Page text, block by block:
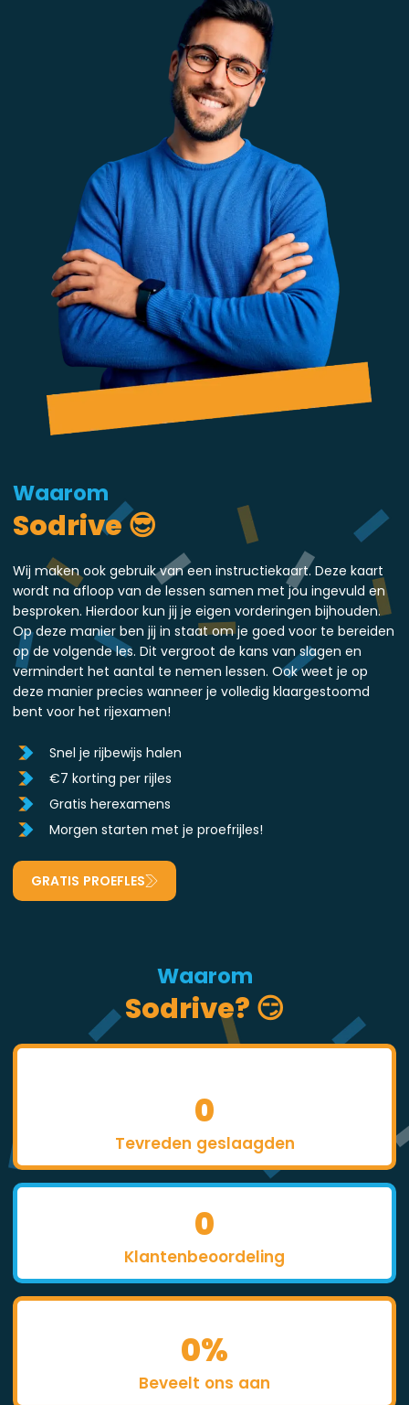
Waarom
Sodrive 😎
Wij maken ook gebruik van een instructiekaart. Deze kaart
wordt na afloop van de lessen samen met jou ingevuld en
besproken. Hierdoor kun jij je eigen vorderingen bijhouden.
Op deze manier ben jij in staat om je goed voor te bereiden
op de volgende les. Dit vergroot de kans van slagen en
vermindert het aantal te nemen lessen. Ook weet je op
deze manier precies wanneer je volledig klaargestoomd
bent voor het rijexamen!
Snel je rijbewijs halen
€7 korting per rijles
Gratis herexamens
Morgen starten met je proefrijles!
GRATIS PROEFLES
Waarom
Sodrive? 😏
Tevreden geslaagden
0
Klantenbeoordeling
0
Beveelt ons aan
0%